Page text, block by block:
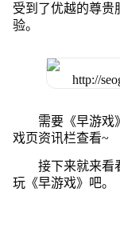
受到了优越的尊贵
验。
需要《早游戏
戏页资讯栏查看~
接下来就来看
玩《早游戏》吧。